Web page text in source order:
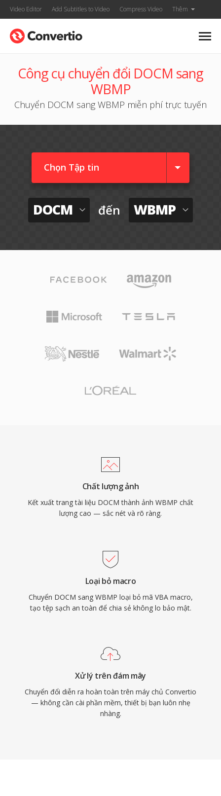
Video Editor Add Subtitles to Video Compress Video Thêm
Công cụ chuyển đổi DOCM sang
WBMP
Chuyển DOCM sang WBMP miễn phí trực tuyến
Chọn Tập tin
DOCM đến WBMP
Chất lượng ảnh
Kết xuất trang tài liệu DOCM thành ảnh WBMP chất
lượng cao — sắc nét và rõ ràng.
Loại bỏ macro
Chuyển DOCM sang WBMP loại bỏ mã VBA macro,
tạo tệp sạch an toàn để chia sẻ không lo bảo mật.
Xử lý trên đám mây
Chuyển đổi diễn ra hoàn toàn trên máy chủ Convertio
— không cần cài phần mềm, thiết bị bạn luôn nhẹ
nhàng.